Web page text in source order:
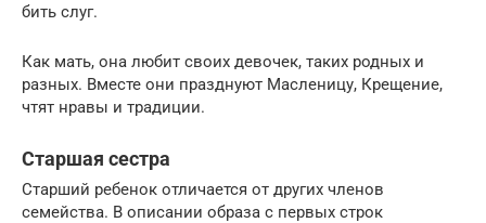
бить слуг.
Как мать, она любит своих девочек, таких родных и
разных. Вместе они празднуют Масленицу, Крещение,
чтят нравы и традиции.
Старшая сестра
Старший ребенок отличается от других членов
семейства. В описании образа с первых строк